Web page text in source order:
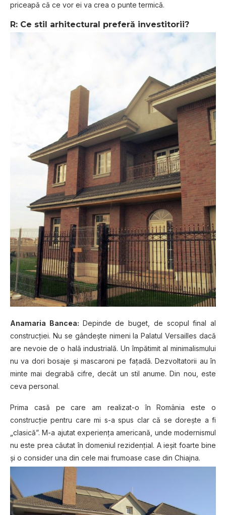
priceapă că ce vor ei va crea o punte termică.
R: Ce stil arhitectural preferă investitorii?
Anamaria Bancea: Depinde de buget, de scopul final al
construcției. Nu se gândește nimeni la Palatul Versailles dacă
are nevoie de o hală industrială. Un împătimit al minimalismului
nu va dori bosaje și mascaroni pe fațadă. Dezvoltatorii au în
minte mai degrabă cifre, decât un stil anume. Din nou, este
ceva personal.
Prima casă pe care am realizat-o în România este o
construcție pentru care mi s-a spus clar că se dorește a fi
„clasică”. M-a ajutat experiența americană, unde modernismul
nu este prea căutat în domeniul rezidențial. A ieșit foarte bine
și o consider una din cele mai frumoase case din Chiajna.